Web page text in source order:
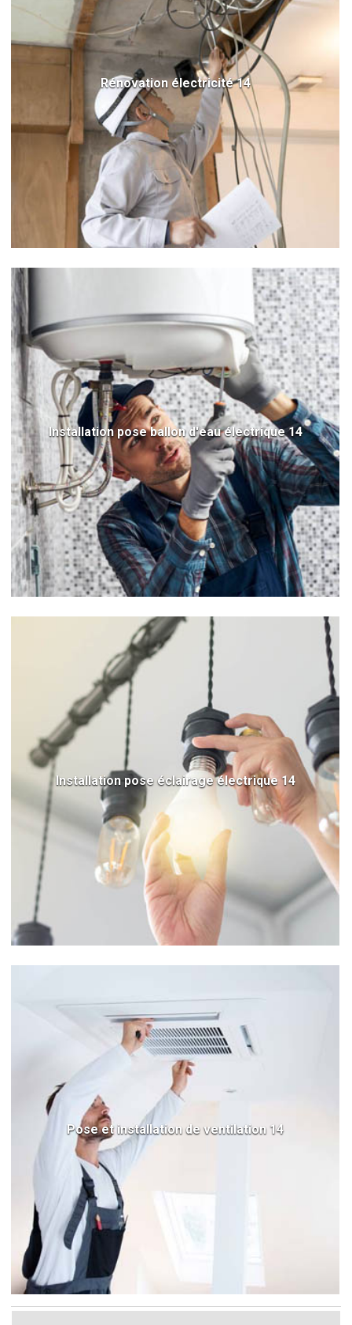
Rénovation électricité 14
Installation pose ballon d'eau électrique 14
Installation pose éclairage électrique 14
Pose et installation de ventilation 14